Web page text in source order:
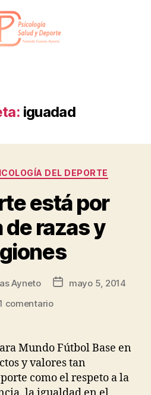
iguadad
DEL DEPORTE
está por
razas y
Ayneto
mayo 5, 2014
comentario
Mundo Fútbol Base en
y valores tan
como el respeto a la